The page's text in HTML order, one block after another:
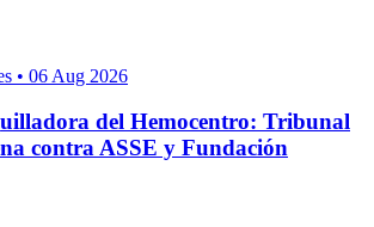
• 06 Aug 2026
del Hemocentro: Tribunal
contra ASSE y Fundación